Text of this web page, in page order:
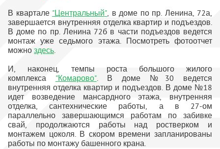
В квартале "Центральный", в доме по пр. Ленина, 72а,
завершается внутренняя отделка квартир и подъездов.
В доме по пр. Ленина 72б в части подъездов ведется
монтаж уже седьмого этажа. Посмотреть фотоотчет
можно здесь.
И, наконец, темпы роста большого жилого
комплекса "Комарово". В доме №30 ведется
внутренняя отделка квартир и подъездов. В доме №18
идет возведение мансардного этажа, внутренняя
отделка, сантехнические работы, а в 27-ом
параллельно завершающимся работам по забивке
свай, продолжаются работы над ростверком и
монтажем цоколя. В скором времени запланированы
работы по монтажу башенного крана.